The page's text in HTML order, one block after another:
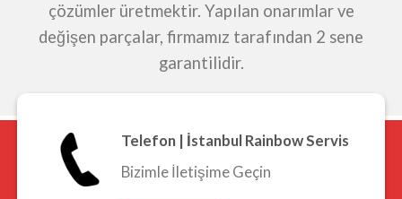
çözümler üretmektir. Yapılan onarımlar ve
değişen parçalar, firmamız tarafından 2 sene
garantilidir.
Telefon | İstanbul Rainbow Servis
Bizimle İletişime Geçin